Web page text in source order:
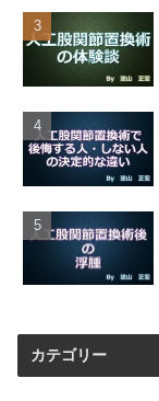
カテゴリー